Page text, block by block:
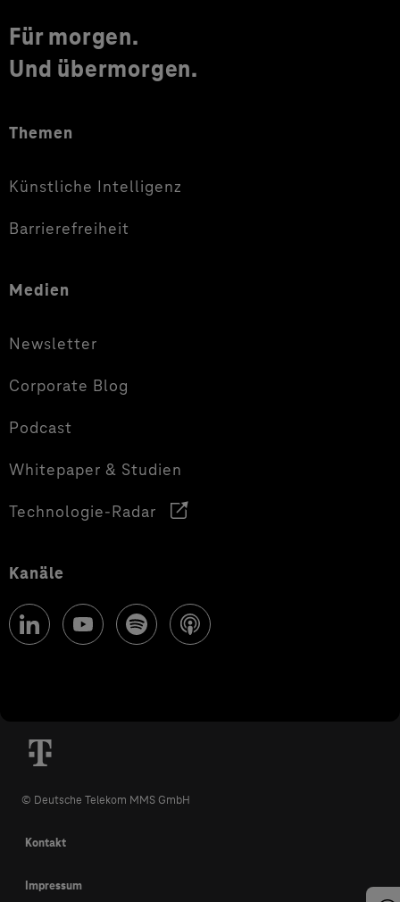
Für morgen.
Und übermorgen.
Themen
Künstliche Intelligenz
Barrierefreiheit
Medien
Newsletter
Corporate Blog
Podcast
Whitepaper & Studien
Technologie-Radar
Kanäle
© Deutsche Telekom MMS GmbH
Kontakt
Impressum